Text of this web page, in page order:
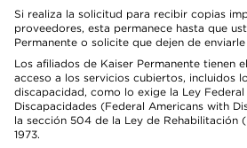
Si realiza la solicitud para recibir copias
proveedores, esta permanece hasta que
Permanente o solicite que dejen de
Los afiliados de Kaiser Permanente tienen
acceso a los servicios cubiertos, incluidos
discapacidad, como lo exige la Ley
Discapacidades (Federal Americans with
la sección 504 de la Ley de Rehabilitación
1973.